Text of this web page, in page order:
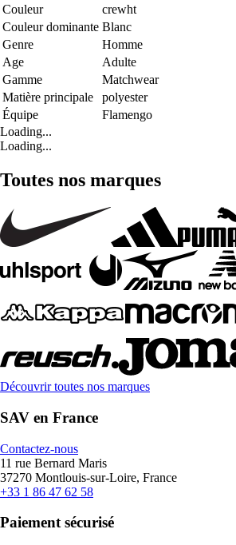
Couleur
crewht
Couleur dominante Blanc
Genre
Homme
Age
Adulte
Gamme
Matchwear
Matière principale
polyester
Équipe
Flamengo
Loading...
Loading...
Toutes nos marques
Découvrir toutes nos marques
SAV en France
Contactez-nous
11 rue Bernard Maris
37270 Montlouis-sur-Loire, France
+33 1 86 47 62 58
Paiement sécurisé